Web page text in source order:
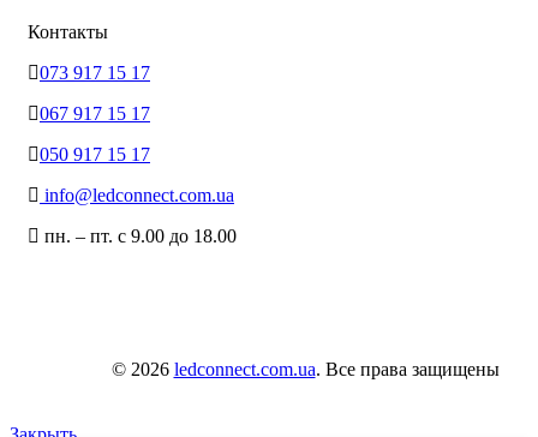
Контакты
073 917 15 17
067 917 15 17
050 917 15 17
info@ledconnect.com.ua
пн. – пт. с 9.00 до 18.00
© 2026 ledconnect.com.ua. Все права защищены